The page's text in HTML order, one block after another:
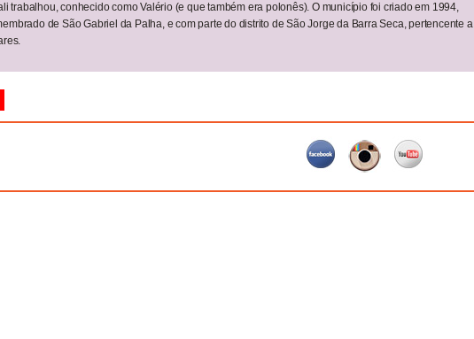
trabalhou, conhecido como Valério (e que também era polonês). O município foi criado em 1994,
de São Gabriel da Palha, e com parte do distrito de São Jorge da Barra Seca, pertencente a